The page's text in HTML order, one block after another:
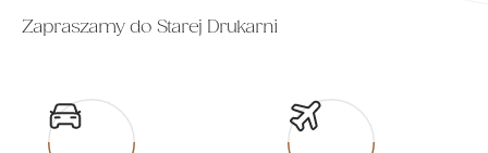
Zapraszamy do Starej Drukarni